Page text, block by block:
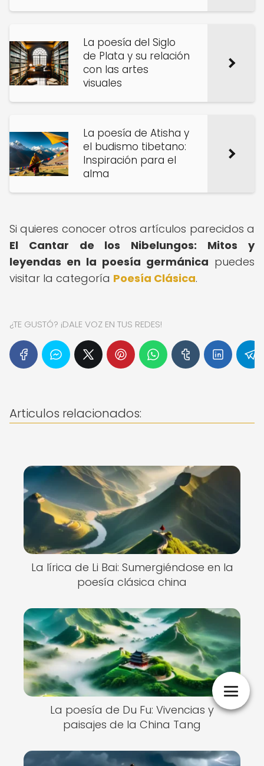
La poesía del Siglo
de Plata y su relación
con las artes
visuales
La poesía de Atisha y
el budismo tibetano:
Inspiración para el
alma
Si quieres conocer otros artículos parecidos a
El Cantar de los Nibelungos: Mitos y
leyendas en la poesía germánica puedes
visitar la categoría Poesía Clásica.
¿TE GUSTÓ? ¡DALE VOZ EN TUS REDES!
Articulos relacionados:
La lírica de Li Bai: Sumergiéndose en la
poesía clásica china
La poesía de Du Fu: Vivencias y
paisajes de la China Tang